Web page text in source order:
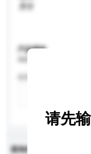
产品规格
查询内容
请先